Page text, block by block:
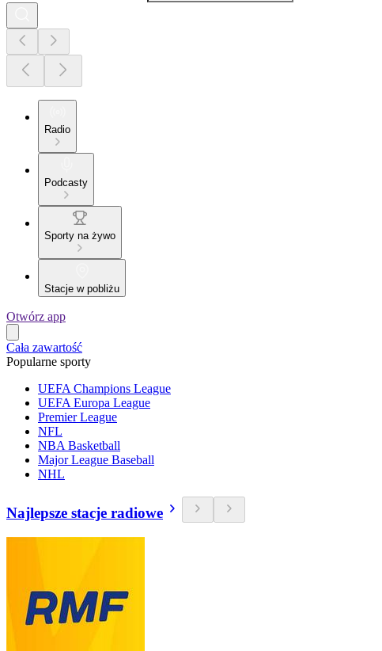
Radio
Podcasty
Sporty na żywo
Stacje w pobliżu
Otwórz app
Cała zawartość
Popularne sporty
UEFA Champions League
UEFA Europa League
Premier League
NFL
NBA Basketball
Major League Baseball
NHL
Najlepsze stacje radiowe